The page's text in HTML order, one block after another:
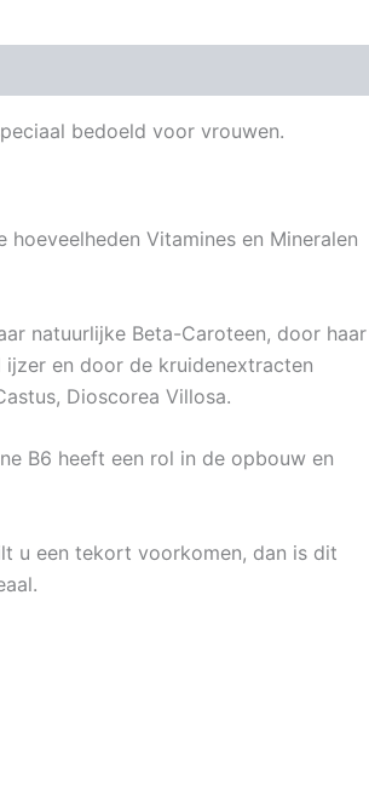
bedoeld voor vrouwen.
Vitamines en Mineralen
natuurlijke Beta-Caroteen, door haar
ijzer en door de kruidenextracten
Dioscorea Villosa.
B6 heeft een rol in de opbouw en
u een tekort voorkomen, dan is dit